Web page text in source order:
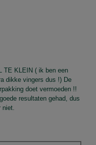
TE KLEIN ( ik ben een
dikke vingers dus !) De
doet vermoeden !!
resultaten gehad, dus